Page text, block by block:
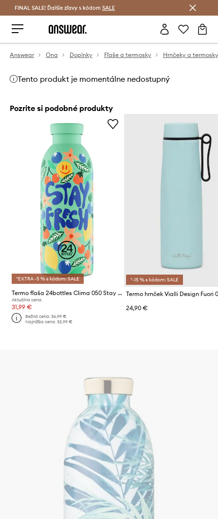
Šetrite s Answear Club >
FINAL SALE! Ďalšie zľavy s kódom SALE
Answear Ona Doplnky Fľaše a termosky Hrnčeky a termosky
Tento produkt je momentálne nedostupný
Pozrite si podobné produkty
*EXTRA -5 % s kódom: SALE
Termo fľaša 24bottles Clima 050 Stay Fresh
Aktuálna cena:
31,99 €
Bežná cena:36,99 €
Najnižšia cena:32,99 €
*-15 % s kódom: SALE
Termo hrnček Vialli Design Fuori
24,90 €